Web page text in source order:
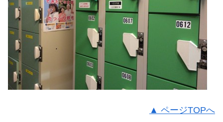
▲ ページTOPへ